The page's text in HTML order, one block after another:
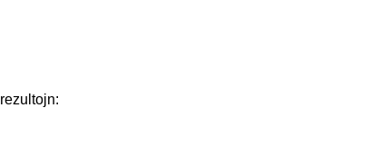
rezultojn: